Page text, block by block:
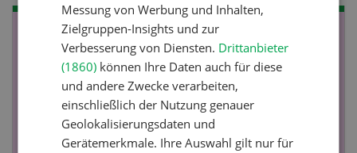
NOV
19 -
JAN
28
Messung von Werbung und Inhalten,
Zielgruppen-Insights und zur
Verbesserung von Diensten. Drittanbieter
(1860) können Ihre Daten auch für diese
und andere Zwecke verarbeiten,
einschließlich der Nutzung genauer
Geolokalisierungsdaten und
Gerätemerkmale. Ihre Auswahl gilt nur für